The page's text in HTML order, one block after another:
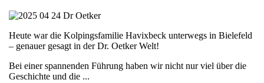
Heute war die Kolpingsfamilie Havixbeck unterwegs in Bielefeld
– genauer gesagt in der Dr. Oetker Welt!
Bei einer spannenden Führung haben wir nicht nur viel über die
Geschichte und die ...